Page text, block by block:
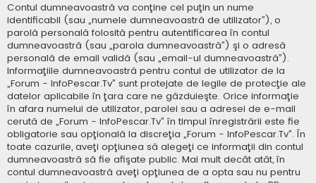
Contul dumneavoastră va conţine cel puţin un nume
identificabil (sau „numele dumneavoastră de utilizator”), o
parolă personală folosită pentru autentificarea în contul
dumneavoastră (sau „parola dumneavoastră”) şi o adresă
personală de email validă (sau „email-ul dumneavoastră”).
Informaţiile dumneavoastră pentru contul de utilizator de la
„Forum - InfoPescar.Tv” sunt protejate de legile de protecţie ale
datelor aplicabile în ţara care ne găzduieşte. Orice informaţie
în afara numelui de utilizator, parolei sau a adresei de e-mail
cerută de „Forum - InfoPescar.Tv” în timpul înregistrării este fie
obligatorie sau opţională la discreţia „Forum - InfoPescar.Tv”. În
toate cazurile, aveţi opţiunea să alegeţi ce informaţii din contul
dumneavoastră să fie afişate public. Mai mult decât atât, în
contul dumneavoastră aveţi opţiunea de a opta sau nu pentru